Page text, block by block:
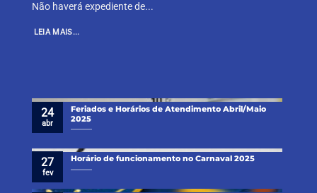
Não haverá expediente de...
LEIA MAIS...
Feriados e Horários de Atendimento Abril/Maio
2025
24
abr
Horário de funcionamento no Carnaval 2025
27
fev